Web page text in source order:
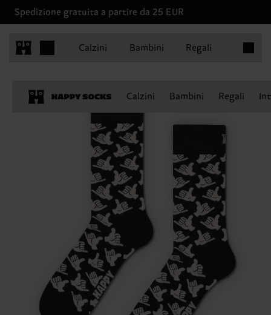
Spedizione gratuita a partire da 25 EUR
Calzini Bambini Regali
Calzini Bambini Regali